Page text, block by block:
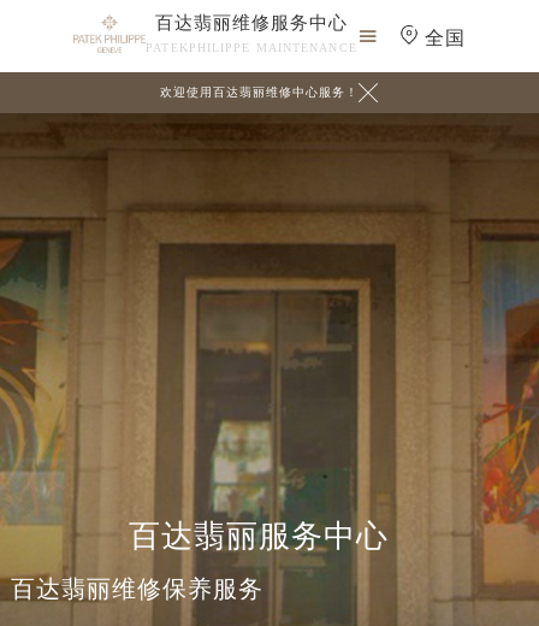
百达翡丽维修服务中心
PATEKPHILIPPE MAINTENANCE
 全国
欢迎使用百达翡丽维修中心服务！ 
百达翡丽服务中心
百达翡丽维修保养服务